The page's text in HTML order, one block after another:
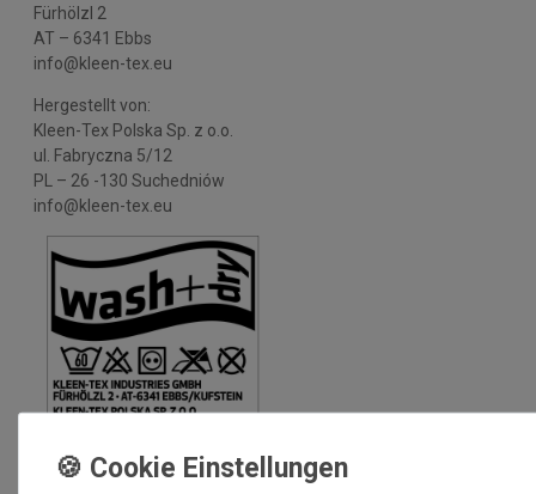
Fürhölzl 2
AT – 6341 Ebbs
info@kleen-tex.eu
Hergestellt von:
Kleen-Tex Polska Sp. z o.o.
ul. Fabryczna 5/12
PL – 26 -130 Suchedniów
info@kleen-tex.eu